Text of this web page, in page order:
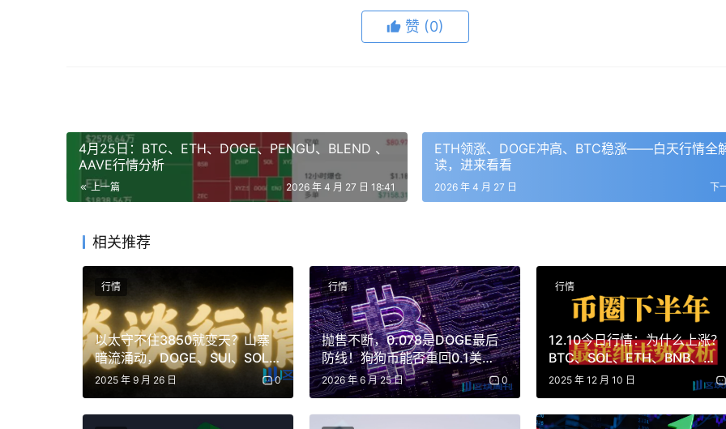
赞 (0)
4月25日：BTC、ETH、DOGE、PENGU、BLEND 、
AAVE行情分析
上一篇 2026 年 4 月 27 日 18:41
ETH领涨、DOGE冲高、BTC稳涨——白天行情全
读，进来看看
下
2026 年 4 月 27 日
相关推荐
以太守不住3850就变天？山寨
暗流涌动，DOGE、SUI、SOL
静待起飞！下一轮爆发主线已
2025 年 9 月 26 日 0
行情
抛售不断，0.078是DOGE最后
防线！狗狗币能否重回0.1美
元？
2026 年 6 月 25 日 0
行情
12.10今日行情：为什么上涨？
BTC、SOL、ETH、BNB、
AAVE、DASH、SYRUP、
2025 年 12 月 10 日
行情